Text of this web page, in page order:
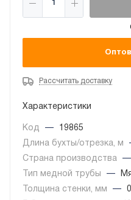
Рассчитать доставку
Характеристики
Код —
19865
Длина бухты/отрезка, м
Страна производства
—
Тип медной трубы
—
Толщина стенки, мм
—